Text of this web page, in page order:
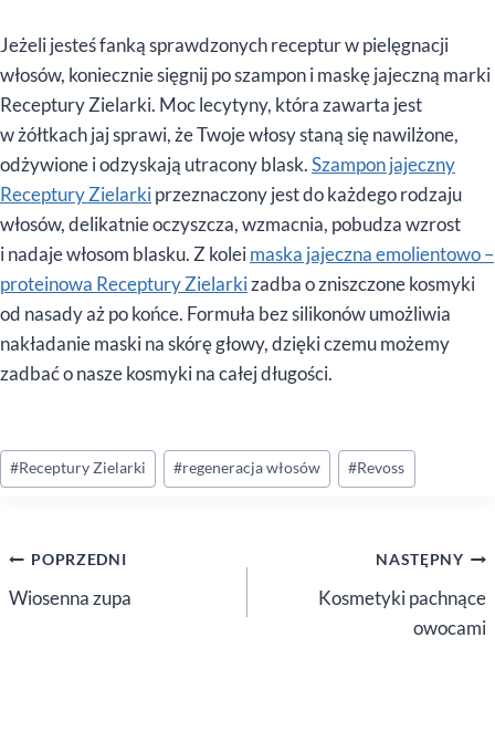
Jeżeli jesteś fanką sprawdzonych receptur w pielęgnacji
włosów, koniecznie sięgnij po szampon i maskę jajeczną marki
Receptury Zielarki. Moc lecytyny, która zawarta jest
w żółtkach jaj sprawi, że Twoje włosy staną się nawilżone,
odżywione i odzyskają utracony blask.Szampon jajeczny
Receptury Zielarkiprzeznaczony jest do każdego rodzaju
włosów, delikatnie oczyszcza, wzmacnia, pobudza wzrost
i nadaje włosom blasku. Z koleimaska jajeczna emolientowo –
proteinowa Receptury Zielarkizadba o zniszczone kosmyki
od nasady aż po końce. Formuła bez silikonów umożliwia
nakładanie maski na skórę głowy, dzięki czemu możemy
zadbać o nasze kosmyki na całej długości.
Tagi
wpisu:
#Receptury Zielarki #regeneracja włosów #Revoss
Nawigacja
wpisu
POPRZEDNI
Wiosenna zupa
NASTĘPNY
Kosmetyki pachnące
owocami